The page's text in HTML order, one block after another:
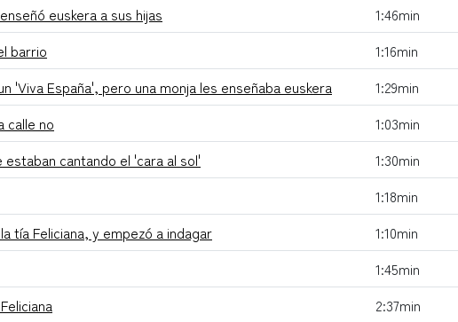
euskera a sus hijas
1:46min
barrio
1:16min
'Viva España', pero una monja les enseñaba euskera
1:29min
calle no
1:03min
cantando el 'cara al sol'
1:30min
1:18min
tía Feliciana, y empezó a indagar
1:10min
1:45min
2:37min